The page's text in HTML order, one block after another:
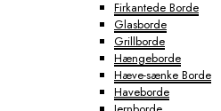
Firkantede Borde
Glasborde
Grillborde
Hængeborde
Hæve-sænke Borde
Haveborde